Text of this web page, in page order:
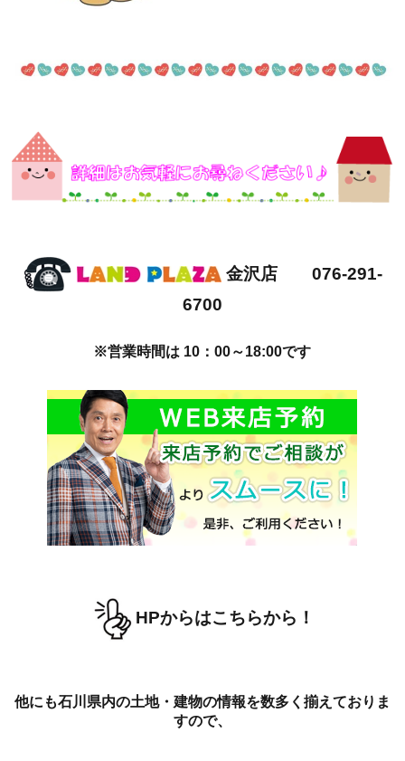
金沢店 076-291-
6700
※営業時間は 10：00～18:00です
HPからはこちらから！
他にも石川県内の土地・建物の情報を数多く揃えておりま
すので、